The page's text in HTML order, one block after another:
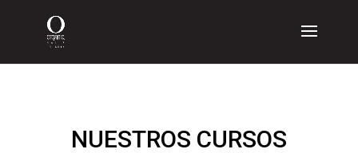
NUESTROS CURSOS